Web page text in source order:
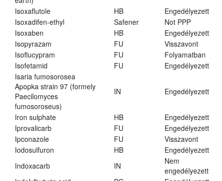
Isoxaflutole
HB
Engedélyezett
Isoxadifen-ethyl
Safener
Not PPP
Isoxaben
HB
Engedélyezett
Isopyrazam
FU
Visszavont
Isoflucypram
FU
Folyamatban
Isofetamid
FU
Engedélyezett
Isaria fumosorosea
Apopka strain 97 (formely
Paecilomyces
fumosoroseus)
IN Engedélyezett
Iron sulphate HB
Engedélyezett
Iprovalicarb
FU
Engedélyezett
Ipconazole
FU
Visszavont
Iodosulfuron
HB
Engedélyezett
Indoxacarb
IN
Nem
engedélyezett